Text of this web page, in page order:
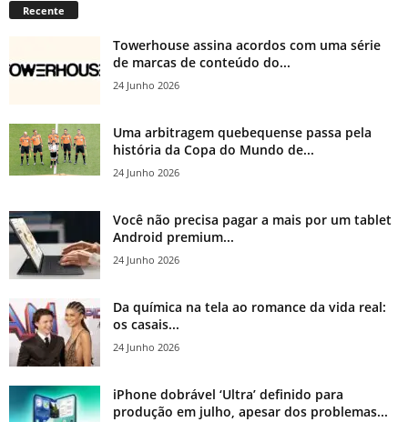
Recente
Towerhouse assina acordos com uma série
de marcas de conteúdo do...
24 Junho 2026
Uma arbitragem quebequense passa pela
história da Copa do Mundo de...
24 Junho 2026
Você não precisa pagar a mais por um tablet
Android premium...
24 Junho 2026
Da química na tela ao romance da vida real:
os casais...
24 Junho 2026
iPhone dobrável ‘Ultra’ definido para
produção em julho, apesar dos problemas...